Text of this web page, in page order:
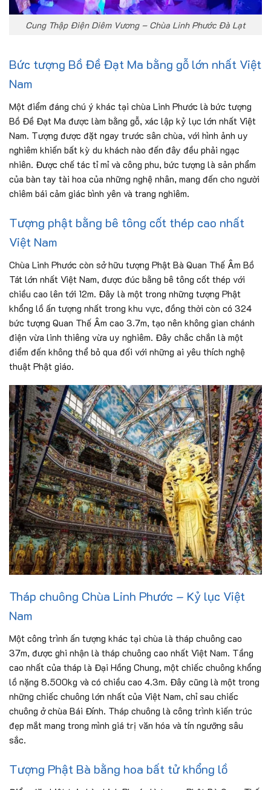
Cung Thập Điện Diêm Vương – Chùa Linh Phước Đà Lạt
Bức tượng Bồ Đề Đạt Ma bằng gỗ lớn nhất Việt
Nam
Một điểm đáng chú ý khác tại chùa Linh Phước là bức tượng
Bồ Đề Đạt Ma được làm bằng gỗ, xác lập kỷ lục lớn nhất Việt
Nam. Tượng được đặt ngay trước sân chùa, với hình ảnh uy
nghiêm khiến bất kỳ du khách nào đến đây đều phải ngạc
nhiên. Được chế tác tỉ mỉ và công phu, bức tượng là sản phẩm
của bàn tay tài hoa của những nghệ nhân, mang đến cho người
chiêm bái cảm giác bình yên và trang nghiêm.
Tượng phật bằng bê tông cốt thép cao nhất
Việt Nam
Chùa Linh Phước còn sở hữu tượng Phật Bà Quan Thế Âm Bồ
Tát lớn nhất Việt Nam, được đúc bằng bê tông cốt thép với
chiều cao lên tới 12m. Đây là một trong những tượng Phật
khổng lồ ấn tượng nhất trong khu vực, đồng thời còn có 324
bức tượng Quan Thế Âm cao 3.7m, tạo nên không gian chánh
điện vừa linh thiêng vừa uy nghiêm. Đây chắc chắn là một
điểm đến không thể bỏ qua đối với những ai yêu thích nghệ
thuật Phật giáo.
Tháp chuông Chùa Linh Phước – Kỷ lục Việt
Nam
Một công trình ấn tượng khác tại chùa là tháp chuông cao
37m, được ghi nhận là tháp chuông cao nhất Việt Nam. Tầng
cao nhất của tháp là Đại Hồng Chung, một chiếc chuông khổng
lồ nặng 8.500kg và có chiều cao 4.3m. Đây cũng là một trong
những chiếc chuông lớn nhất của Việt Nam, chỉ sau chiếc
chuông ở chùa Bái Đính. Tháp chuông là công trình kiến trúc
đẹp mắt mang trong mình giá trị văn hóa và tín ngưỡng sâu
sắc.
Tượng Phật Bà bằng hoa bất tử khổng lồ